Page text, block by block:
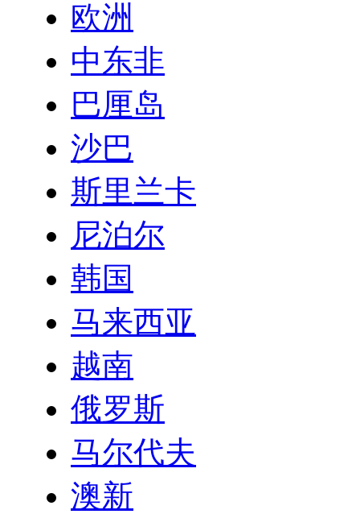
欧洲
中东非
巴厘岛
沙巴
斯里兰卡
尼泊尔
韩国
马来西亚
越南
俄罗斯
马尔代夫
澳新